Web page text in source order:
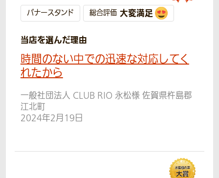
バナースタンド 総合評価 大変満足
当店を選んだ理由
時間のない中での迅速な対応してく
れたから
一般社団法人 CLUB RIO 永松様 佐賀県杵島郡
江北町
2024年2月19日